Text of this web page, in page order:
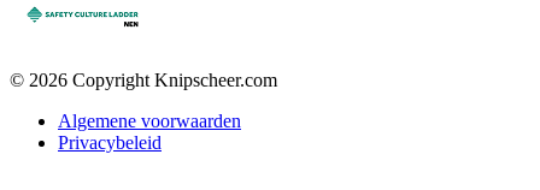
© 2026 Copyright Knipscheer.com
Algemene voorwaarden
Privacybeleid